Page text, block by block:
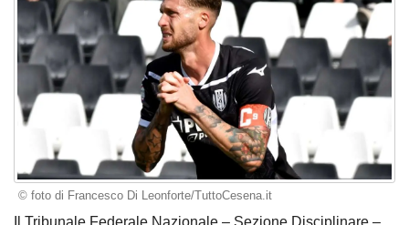
© foto di Francesco Di Leonforte/TuttoCesena.it
Il Tribunale Federale Nazionale – Sezione Disciplinare –